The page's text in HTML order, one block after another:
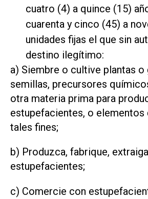
cuatro (4) a quince (15)
cuarenta y cinco (45) a
unidades fijas el que sin
destino ilegítimo:
a) Siembre o cultive plantas o
semillas, precursores
otra materia prima para
estupefacientes, o elementos
tales fines;
b) Produzca, fabrique,
estupefacientes;
c) Comercie con